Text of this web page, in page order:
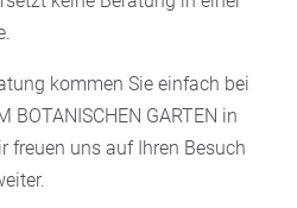
kommen Sie einfach bei
BOTANISCHEN GARTEN in
freuen uns auf Ihren Besuch